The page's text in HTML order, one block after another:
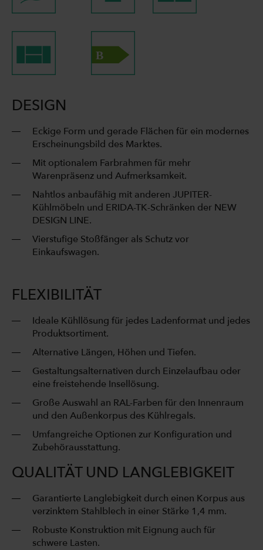
DESIGN
Eckige Form und gerade Flächen für ein modernes
Erscheinungsbild des Marktes.
Mit optionalem Farbrahmen für mehr
Warenpräsenz und Aufmerksamkeit.
Nahtlos anbaufähig mit anderen JUPITER-
Kühlmöbeln und ERIDA-TK-Schränken der NEW
DESIGN LINE.
Vierstufige Stoßfänger als Schutz vor
Einkaufswagen.
FLEXIBILITÄT
Ideale Kühllösung für jedes Ladenformat und jedes
Produktsortiment.
Alternative Längen, Höhen und Tiefen.
Gestaltungsalternativen durch Einzelaufbau oder
eine freistehende Insellösung.
Große Auswahl an RAL-Farben für den Innenraum
und den Außenkorpus des Kühlregals.
Umfangreiche Optionen zur Konfiguration und
Zubehörausstattung.
QUALITÄT UND LANGLEBIGKEIT
Garantierte Langlebigkeit durch einen Korpus aus
verzinktem Stahlblech in einer Stärke 1,4 mm.
Robuste Konstruktion mit Eignung auch für
schwere Lasten.